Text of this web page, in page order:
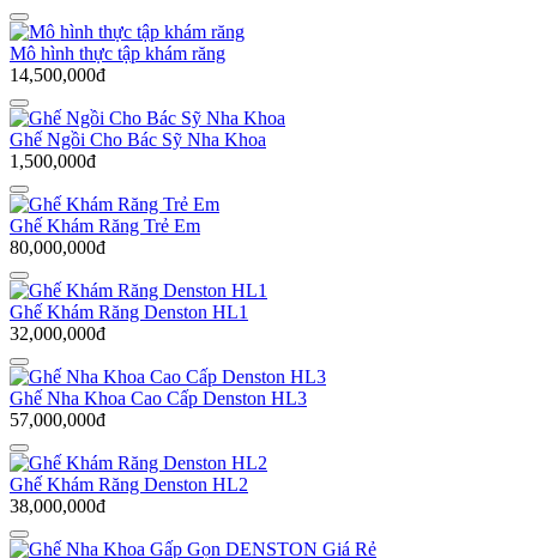
Mô hình thực tập khám răng
14,500,000đ
Ghế Ngồi Cho Bác Sỹ Nha Khoa
1,500,000đ
Ghế Khám Răng Trẻ Em
80,000,000đ
Ghế Khám Răng Denston HL1
32,000,000đ
Ghế Nha Khoa Cao Cấp Denston HL3
57,000,000đ
Ghế Khám Răng Denston HL2
38,000,000đ